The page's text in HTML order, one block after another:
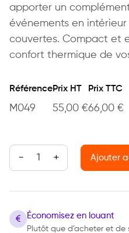
apporter un
événements en
couvertes. Compact et
confort thermique de
Référence
M049
Prix HT
55,00 €
Prix TTC
66,00 €
quantité de Chauffage
Ajouter
Économisez en louant
Plutôt que d’acheter et de